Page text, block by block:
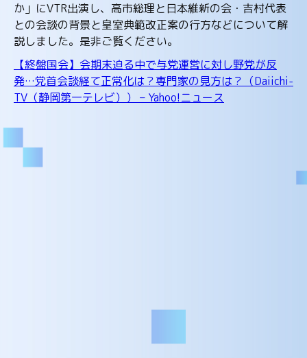
か」にVTR出演し、高市総理と日本維新の会・吉村代表
との会談の背景と皇室典範改正案の行方などについて解
説しました。是非ご覧ください。
【終盤国会】会期末迫る中で与党運営に対し野党が反
発…党首会談経て正常化は？専門家の見方は？（Daiichi-
TV（静岡第一テレビ）） – Yahoo!ニュース